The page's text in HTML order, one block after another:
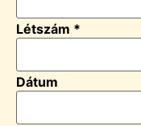
Létszám *
Dátum